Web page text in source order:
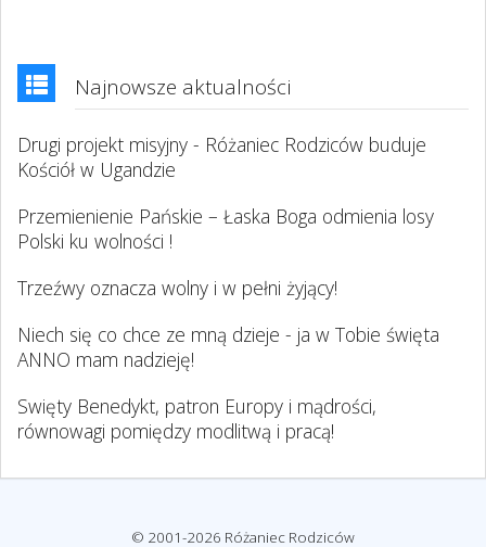
Najnowsze aktualności
Drugi projekt misyjny - Różaniec Rodziców buduje
Kościół w Ugandzie
Przemienienie Pańskie – Łaska Boga odmienia losy
Polski ku wolności !
Trzeźwy oznacza wolny i w pełni żyjący!
Niech się co chce ze mną dzieje - ja w Tobie święta
ANNO mam nadzieję!
Swięty Benedykt, patron Europy i mądrości,
równowagi pomiędzy modlitwą i pracą!
© 2001-2026 Różaniec Rodziców